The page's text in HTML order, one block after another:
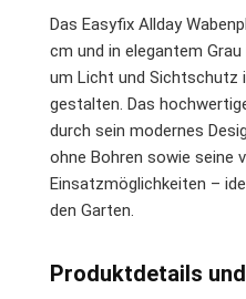
Das Easyfix Allday
cm und in elegantem
um Licht und Sichtschutz
gestalten. Das
durch sein modernes
ohne Bohren sowie seine
Einsatzmöglichkeiten –
den Garten.
Produktdetails